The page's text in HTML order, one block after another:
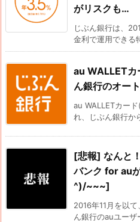
がリスクも…
じぶん銀行は、
金利で運用できる
au WALLETカ
ん銀行のオー
au WALLETカー
れ、じぶん銀行か
[悲報] なんと
バンク for au
^)/~~~]
2016年11月を以
ん銀行のauユーザ